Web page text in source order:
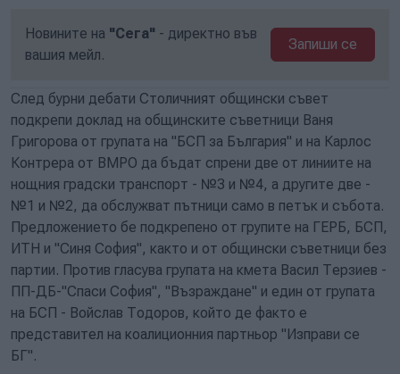
Новините на "Сега" - директно във
вашия мейл.
Запиши се
След бурни дебати Столичният общински съвет
подкрепи доклад на общинските съветници Ваня
Григорова от групата на "БСП за България" и на Карлос
Контрера от ВМРО да бъдат спрени две от линиите на
нощния градски транспорт - №3 и №4, а другите две -
№1 и №2, да обслужват пътници само в петък и събота.
Предложението бе подкрепено от групите на ГЕРБ, БСП,
ИТН и "Синя София", както и от общински съветници без
партии. Против гласува групата на кмета Васил Терзиев -
ПП-ДБ-"Спаси София", "Възраждане" и един от групата
на БСП - Войслав Тодоров, който де факто е
представител на коалиционния партньор "Изправи се
БГ".